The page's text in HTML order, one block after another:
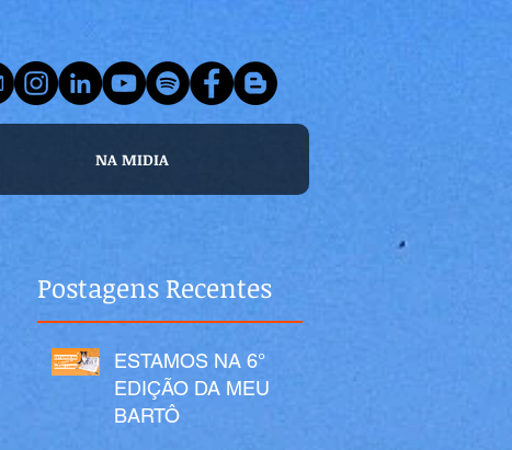
Postagens Recentes
ESTAMOS NA 6°
EDIÇÃO DA MEU
BARTÔ
NA MIDIA